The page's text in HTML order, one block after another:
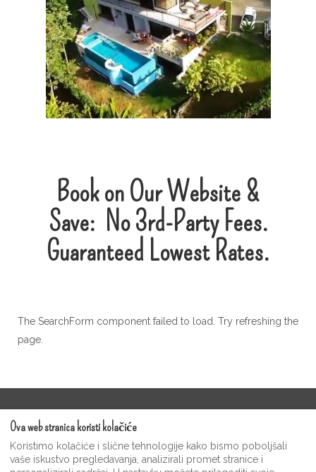
Book on Our Website &
Save: No3rd-Party Fees.
Guaranteed Lowest Rates.
The SearchForm component failed to load. Try refreshing the
page.
Uvjeti pružanja usluge
Politika privatnosti
Ova web stranica koristi kolačiće
Koristimo kolačiće i slične tehnologije kako bismo poboljšali
vaše iskustvo pregledavanja, analizirali promet stranice i